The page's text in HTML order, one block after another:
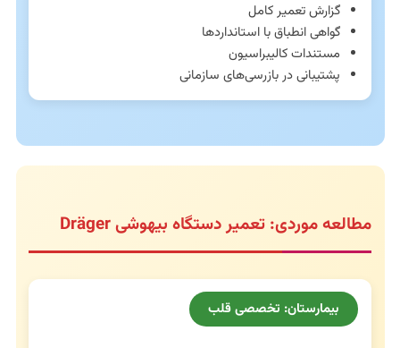
گزارش تعمیر کامل
گواهی انطباق با استانداردها
مستندات کالیبراسیون
پشتیبانی در بازرسی‌های سازمانی
مطالعه موردی: تعمیر دستگاه بیهوشی Dräger
بیمارستان: تخصصی قلب